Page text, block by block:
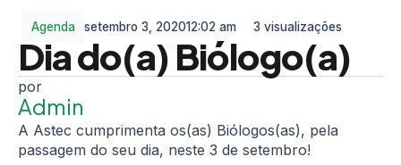
Agenda setembro 3, 202012:02 am 3 visualizações
Dia do(a) Biólogo(a)
Admin
A Astec cumprimenta os(as) Biólogos(as), pela
passagem do seu dia, neste 3 de setembro!